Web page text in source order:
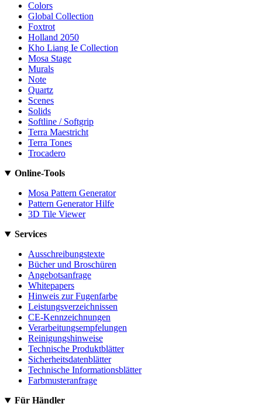
Colors
Global Collection
Foxtrot
Holland 2050
Kho Liang Ie Collection
Mosa Stage
Murals
Note
Quartz
Scenes
Solids
Softline / Softgrip
Terra Maestricht
Terra Tones
Trocadero
Online-Tools
Mosa Pattern Generator
Pattern Generator Hilfe
3D Tile Viewer
Services
Ausschreibungstexte
Bücher und Broschüren
Angebotsanfrage
Whitepapers
Hinweis zur Fugenfarbe
Leistungsverzeichnissen
CE-Kennzeichnungen
Verarbeitungsempfelungen
Reinigungshinweise
Technische Produktblätter
Sicherheitsdatenblätter
Technische Informationsblätter
Farbmusteranfrage
Für Händler